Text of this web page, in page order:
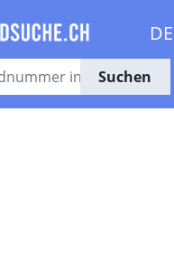
Suchen
DE